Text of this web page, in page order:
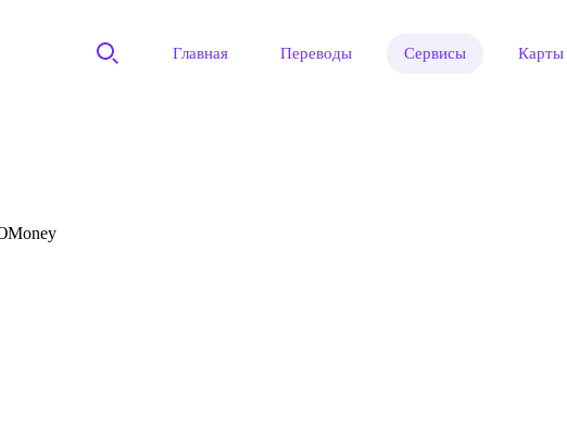
Главная Переводы Сервисы Карты